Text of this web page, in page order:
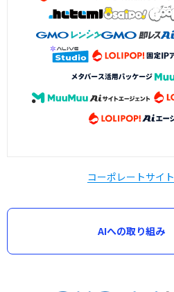
コーポレートサイト
AIへの取り組み